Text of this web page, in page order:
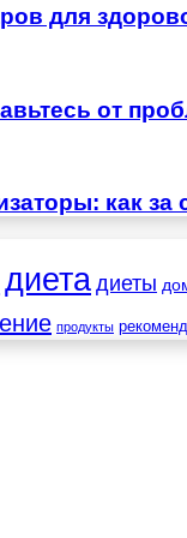
для
от
как за
диета диеты
продукты